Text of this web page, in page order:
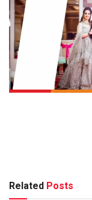
Related Posts